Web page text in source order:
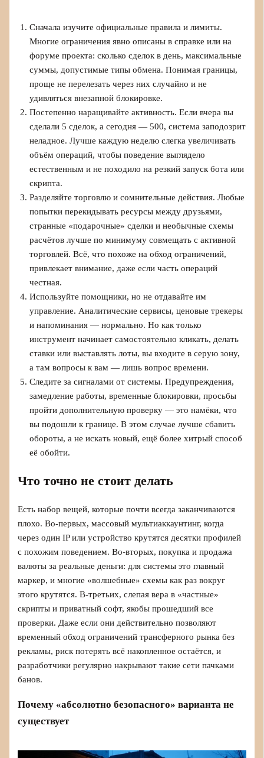
Сначала изучите официальные правила и лимиты.
Многие ограничения явно описаны в справке или на
форуме проекта: сколько сделок в день, максимальные
суммы, допустимые типы обмена. Понимая границы,
проще не перелезать через них случайно и не
удивляться внезапной блокировке.
Постепенно наращивайте активность. Если вчера вы
сделали 5 сделок, а сегодня — 500, система заподозрит
неладное. Лучше каждую неделю слегка увеличивать
объём операций, чтобы поведение выглядело
естественным и не походило на резкий запуск бота или
скрипта.
Разделяйте торговлю и сомнительные действия. Любые
попытки перекидывать ресурсы между друзьями,
странные «подарочные» сделки и необычные схемы
расчётов лучше по минимуму совмещать с активной
торговлей. Всё, что похоже на обход ограничений,
привлекает внимание, даже если часть операций
честная.
Используйте помощники, но не отдавайте им
управление. Аналитические сервисы, ценовые трекеры
и напоминания — нормально. Но как только
инструмент начинает самостоятельно кликать, делать
ставки или выставлять лоты, вы входите в серую зону,
а там вопросы к вам — лишь вопрос времени.
Следите за сигналами от системы. Предупреждения,
замедление работы, временные блокировки, просьбы
пройти дополнительную проверку — это намёки, что
вы подошли к границе. В этом случае лучше сбавить
обороты, а не искать новый, ещё более хитрый способ
её обойти.
Что точно не стоит делать
Есть набор вещей, которые почти всегда заканчиваются
плохо. Во‑первых, массовый мультиаккаунтинг, когда
через один IP или устройство крутятся десятки профилей
с похожим поведением. Во‑вторых, покупка и продажа
валюты за реальные деньги: для системы это главный
маркер, и многие «волшебные» схемы как раз вокруг
этого крутятся. В‑третьих, слепая вера в «частные»
скрипты и приватный софт, якобы прошедший все
проверки. Даже если они действительно позволяют
временный обход ограничений трансферного рынка без
рекламы, риск потерять всё накопленное остаётся, и
разработчики регулярно накрывают такие сети пачками
банов.
Почему «абсолютно безопасного» варианта не
существует